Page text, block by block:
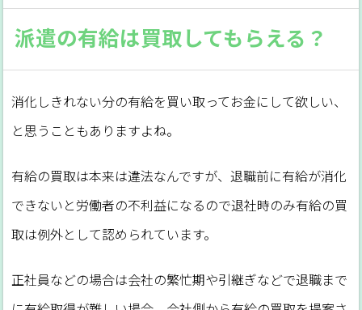
派遣の有給は買取してもらえる？
消化しきれない分の有給を買い取ってお金にして欲しい、
と思うこともありますよね。
有給の買取は本来は違法なんですが、退職前に有給が消化
できないと労働者の不利益になるので退社時のみ有給の買
取は例外として認められています。
正社員などの場合は会社の繁忙期や引継ぎなどで退職まで